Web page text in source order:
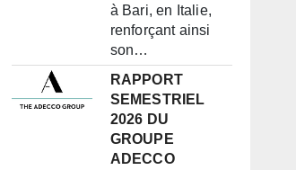
à Bari, en Italie,
renforçant ainsi
son…
RAPPORT
SEMESTRIEL
2026 DU
GROUPE
ADECCO